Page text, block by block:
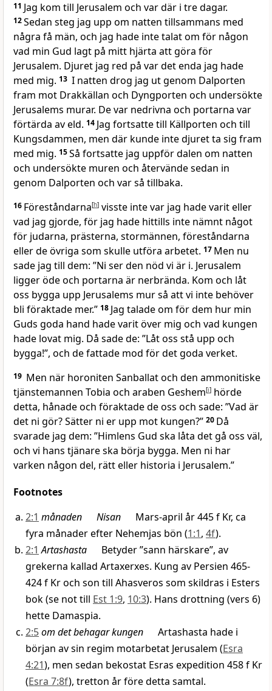
11 Jag kom till Jerusalem och var där i tre dagar.
12Sedan steg jag upp om natten tillsammans med
några få män, och jag hade inte talat om för någon
vad min Gud lagt på mitt hjärta att göra för
Jerusalem. Djuret jag red på var det enda jag hade
med mig. 13 I natten drog jag ut genom Dalporten
fram mot Drakkällan och Dyngporten och undersökte
Jerusalems murar. De var nedrivna och portarna var
förtärda av eld. 14 Jag fortsatte till Källporten och till
Kungsdammen, men där kunde inte djuret ta sig fram
med mig. 15Så fortsatte jag uppför dalen om natten
och undersökte muren och återvände sedan in
genom Dalporten och var så tillbaka.
16 Föreståndarna[h] visste inte var jag hade varit eller
vad jag gjorde, för jag hade hittills inte nämnt något
för judarna, prästerna, stormännen, föreståndarna
eller de övriga som skulle utföra arbetet. 17 Men nu
sade jag till dem: ”Ni ser den nöd vi är i. Jerusalem
ligger öde och portarna är nerbrända. Kom och låt
oss bygga upp Jerusalems mur så att vi inte behöver
bli föraktade mer.” 18 Jag talade om för dem hur min
Guds goda hand hade varit över mig och vad kungen
hade lovat mig. Då sade de: ”Låt oss stå upp och
bygga!”, och de fattade mod för det goda verket.
19 Men när horoniten Sanballat och den ammonitiske
tjänstemannen Tobia och araben Geshem[i] hörde
detta, hånade och föraktade de oss och sade: ”Vad är
det ni gör? Sätter ni er upp mot kungen?” 20 Då
svarade jag dem: ”Himlens Gud ska låta det gå oss väl,
och vi hans tjänare ska börja bygga. Men ni har
varken någon del, rätt eller historia i Jerusalem.”
Footnotes
2:1 månaden Nisan Mars-april år 445 f Kr, ca
fyra månader efter Nehemjas bön (1:1, 4f).
2:1 Artashasta Betyder ”sann härskare”, av
grekerna kallad Artaxerxes. Kung av Persien 465-
424 f Kr och son till Ahasveros som skildras i Esters
bok (se not till Est 1:9, 10:3). Hans drottning (vers 6)
hette Damaspia.
2:5om det behagar kungen Artashasta hade i
början av sin regim motarbetat Jerusalem (Esra
4:21), men sedan bekostat Esras expedition 458 f Kr
(Esra 7:8f), tretton år före detta samtal.